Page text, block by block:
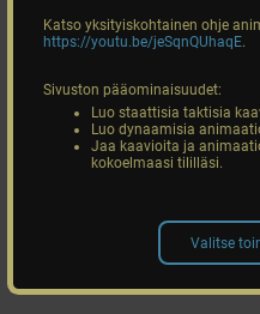
Katso yksityiskohtainen ohje
https://youtu.be/jeSqnQUhaqE.
Sivuston pääominaisuudet:
Luo staattisia taktisia
Luo dynaamisia
Jaa kaavioita ja
kokoelmaasi tililläsi.
Valitse